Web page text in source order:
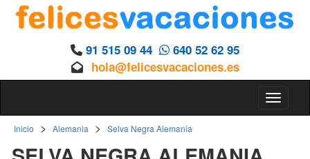
91 515 09 44
640 52 62 95
hola@felicesvacaciones.es
Inicio > Alemania > Selva Negra Alemania